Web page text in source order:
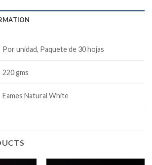
Por unidad, Paquete de 30 hojas
220 gms
Eames Natural White